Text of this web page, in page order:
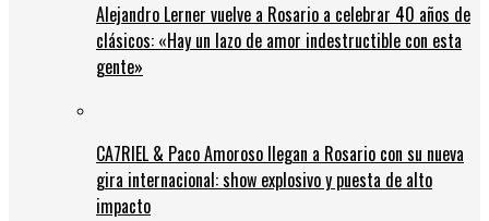
Alejandro Lerner vuelve a Rosario a celebrar 40 años de
clásicos: «Hay un lazo de amor indestructible con esta
gente»
CA7RIEL & Paco Amoroso llegan a Rosario con su nueva
gira internacional: show explosivo y puesta de alto
impacto